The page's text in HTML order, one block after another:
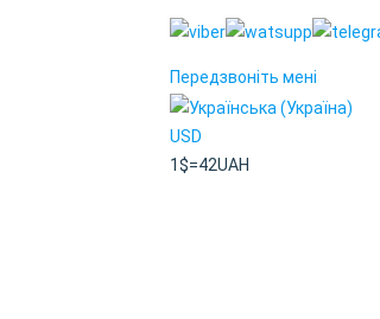
Передзвоніть мені
USD
1$=42UAH